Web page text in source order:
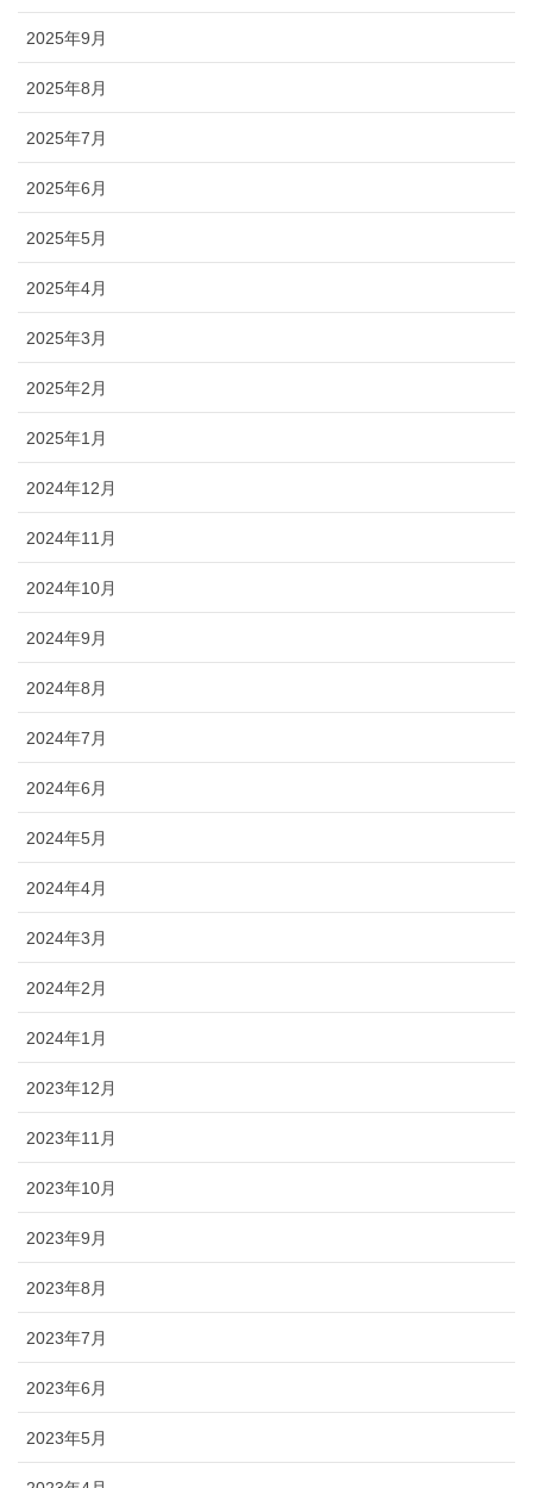
2025年9月
2025年8月
2025年7月
2025年6月
2025年5月
2025年4月
2025年3月
2025年2月
2025年1月
2024年12月
2024年11月
2024年10月
2024年9月
2024年8月
2024年7月
2024年6月
2024年5月
2024年4月
2024年3月
2024年2月
2024年1月
2023年12月
2023年11月
2023年10月
2023年9月
2023年8月
2023年7月
2023年6月
2023年5月